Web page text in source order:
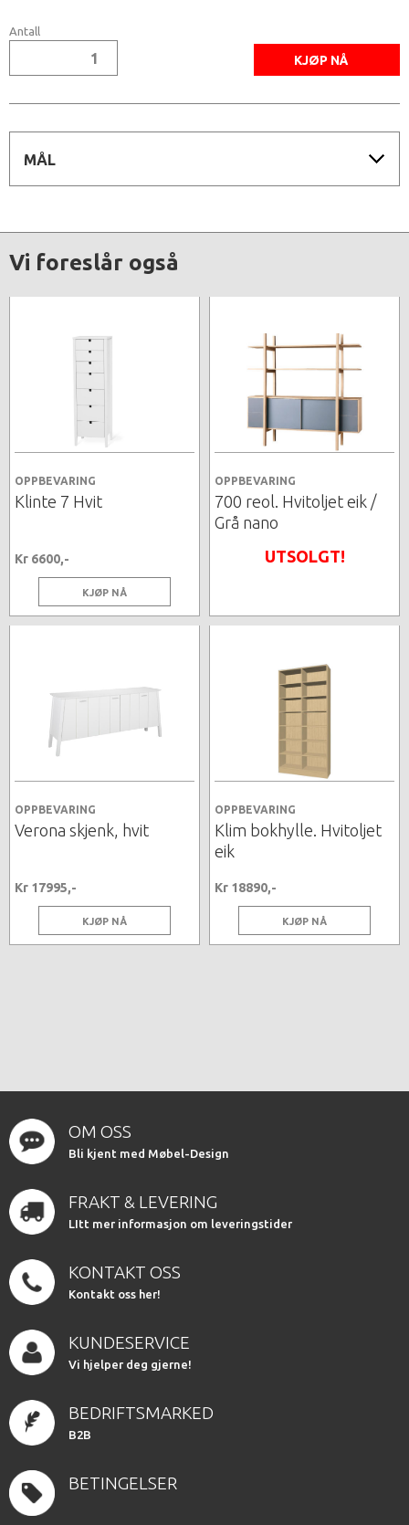
Antall
MÅL
Vi foreslår også
OPPBEVARING
Klinte 7 Hvit
Kr 6600,-
KJØP NÅ
OPPBEVARING
700 reol. Hvitoljet eik /
Grå nano
UTSOLGT!
OPPBEVARING
Verona skjenk, hvit
Kr 17995,-
KJØP NÅ
OPPBEVARING
Klim bokhylle. Hvitoljet
eik
Kr 18890,-
KJØP NÅ
OM OSS
Bli kjent med Møbel-Design
FRAKT & LEVERING
LItt mer informasjon om leveringstider
KONTAKT OSS
Kontakt oss her!
KUNDESERVICE
Vi hjelper deg gjerne!
BEDRIFTSMARKED
B2B
BETINGELSER